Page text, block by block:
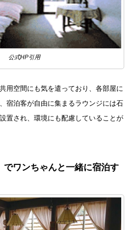
公式HP引用
用空間にも気を遣っており、各部屋に
宿泊客が自由に集まるラウンジには石
置され、環境にも配慮していることが
でワンちゃんと一緒に宿泊す